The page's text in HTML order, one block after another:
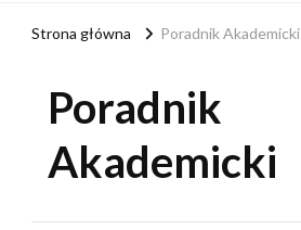
Strona główna Poradnik Akademicki
Poradnik
Akademicki